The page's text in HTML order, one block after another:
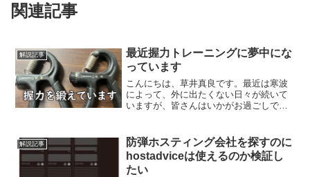
関連記事
解説記事
最近握力トレーニングに夢中にな
っています
こんにちは、草井真良です。最近は寒波
によって、外に出たくない日々が続いて
いますが、皆さんはいかがお過ごしでし
たくないです。それでも体力は維持して
いたいので、何かできない...
解説記事
防弾ホスティング会社を探すのに
hostadviceは使えるのか検証し
たい